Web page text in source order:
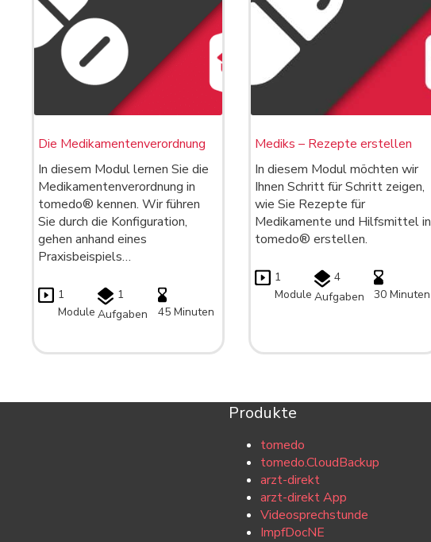
Die Medikamentenverordnung
In diesem Modul lernen Sie die
Medikamentenverordnung in
tomedo® kennen. Wir führen
Sie durch die Konfiguration,
gehen anhand eines
Praxisbeispiels…
1
Module
1
Aufgaben
45 Minuten
Mediks – Rezepte erstellen
In diesem Modul möchten wir
Ihnen Schritt für Schritt zeigen,
wie Sie Rezepte für
Medikamente und Hilfsmittel in
tomedo® erstellen.
1
Module
4
Aufgaben
30 Minuten
Produkte
tomedo
tomedo.CloudBackup
arzt-direkt
arzt-direkt App
Videosprechstunde
ImpfDocNE